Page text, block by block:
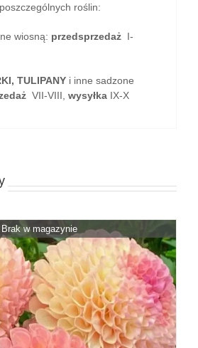
roślin:
wiosną: przedsprzedażI-
TULIPANYi inne sadzone
VII-VIII, wysyłkaIX-X
Brak w magazynie